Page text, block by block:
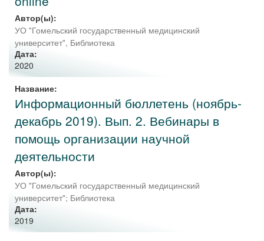
Автор(ы):
УО "Гомельский государственный медицинский
университет", Библиотека
Дата:
2020
Название:
Информационный бюллетень (ноябрь-
декабрь 2019). Вып. 2. Вебинары в
помощь организации научной
деятельности
Автор(ы):
УО "Гомельский государственный медицинский
университет"; Библиотека
Дата:
2019